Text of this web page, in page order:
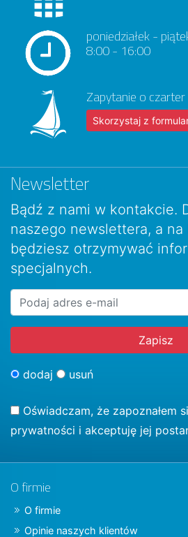
poniedziałek -
8:00 - 16:00
Zapytanie o czarter
Skorzystaj z
Newsletter
Bądź z nami w kontakcie.
naszego newslettera, a na
będziesz otrzymywać
specjalnych.
dodaj usuń
Oświadczam, że zapoznałem
prywatności i akceptuję jej
O firmie
O firmie
Opinie naszych klientów